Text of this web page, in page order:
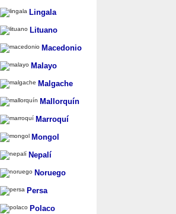
Lingala
Lituano
Macedonio
Malayo
Malgache
Mallorquín
Marroquí
Mongol
Nepalí
Noruego
Persa
Polaco